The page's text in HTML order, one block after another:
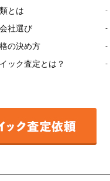
とは
社選び
の決め方
ック査定とは？